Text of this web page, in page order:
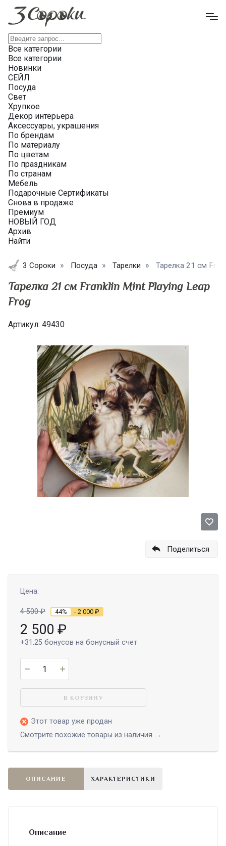
Все категории
Все категории
Новинки
СЕЙЛ
Посуда
Свет
Хрупкое
Декор интерьера
Аксессуары, украшения
По брендам
По материалу
По цветам
По праздникам
По странам
Мебель
Подарочные Сертификаты
Снова в продаже
Премиум
НОВЫЙ ГОД
Архив
Найти
3 Сороки Посуда Тарелки Тарелка 21 см
Тарелка 21 см Franklin Mint Playing Leap
Frog
Артикул: 49430
Поделиться
Цена:
4 500₽ 44% - 2 000 ₽
2 500 ₽
+31.25 бонусов на бонусный счет
В КОРЗИНУ
Этот товар уже продан
Смотрите похожие товары из наличия →
ОПИСАНИЕ ХАРАКТЕРИСТИКИ
Описание